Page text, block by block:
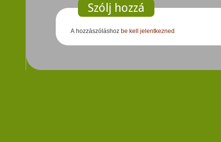
Szólj hozzá
A hozzászóláshoz be kell jelentkezned